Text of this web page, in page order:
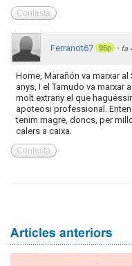
Contesta
Ferranot67 95p · fa
Home, Marañón va marxar
anys, I el Tamudo va marxar
molt extrany el que
apoteosi professional.
tenim magre, doncs, per
calers a caixa.
Contesta